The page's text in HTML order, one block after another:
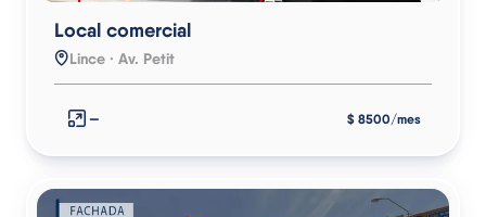
Local comercial
Lince · Av. Petit
— $ 8500/mes